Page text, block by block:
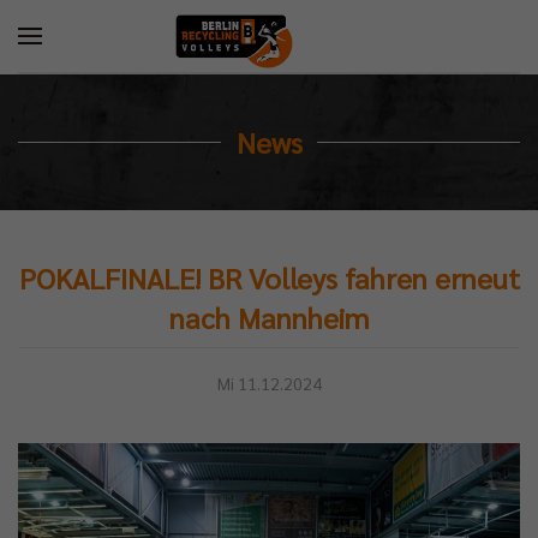
News
POKALFINALE! BR Volleys fahren erneut
nach Mannheim
Mi 11.12.2024